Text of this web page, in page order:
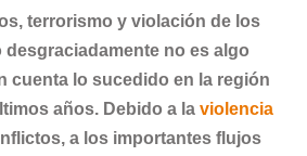
terrorismo y violación de los
no es algo
cuenta lo sucedido en la región
años. Debido a la violencia
a los importantes flujos